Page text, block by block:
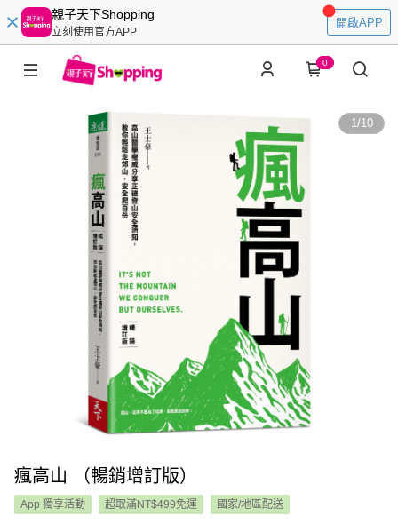
親子天下Shopping
立刻使用官方APP
開啟APP
0
1/10
瘋高山 （暢銷增訂版）
App 獨享活動 超取滿NT$499免運 國家/地區配送